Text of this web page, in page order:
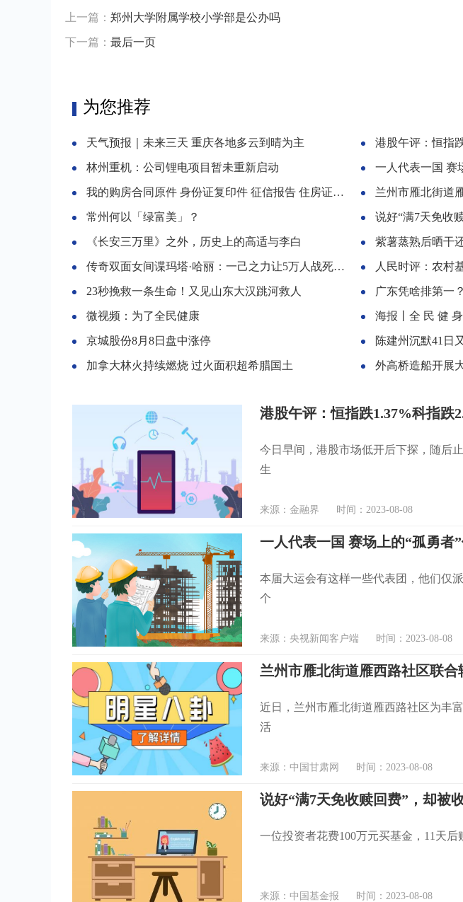
上一篇： 郑州大学附属学校小学部是公办吗
下一篇： 最后一页
为您推荐
天气预报｜未来三天 重庆各地多云到晴为主
林州重机：公司锂电项目暂未重新启动
我的购房合同原件 身份证复印件 征信报告 住房证明 银行开具
常州何以「绿富美」？
《长安三万里》之外，历史上的高适与李白
传奇双面女间谍玛塔·哈丽：一己之力让5万人战死，死后头颅被收藏
23秒挽救一条生命！又见山东大汉跳河救人
微视频：为了全民健康
京城股份8月8日盘中涨停
加拿大林火持续燃烧 过火面积超希腊国土
港股午评：恒指跌
一人代表一国 赛场
兰州市雁北街道雁西
说好“满7天免收赎回
紫薯蒸熟后晒干
人民时评：农村
广东凭啥排第一？在
海报丨全 民 健 身
陈建州沉默41日又发
外高桥造船开展大
今日早间，港股市场低开后下探，随后
生
来源：金融界 时间：2023-08-08
一人代表一国 赛场上的“孤勇者
本届大运会有这样一些代表团，他们仅
个
来源：央视新闻客户端 时间：2023-08-08
近日，兰州市雁北街道雁西路社区为丰
活
来源：中国甘肃网 时间：2023-08-08
说好“满7天免收赎回费”，却被
一位投资者花费100万元买基金，11天后
来源：中国基金报 时间：2023-08-08